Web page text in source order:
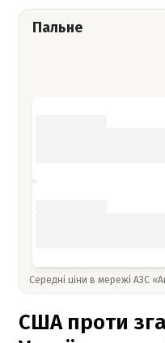
Пальне
Середні ціни в мережі АЗС
США проти